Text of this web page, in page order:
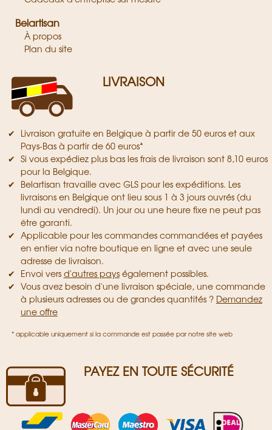
Belartisan
À propos
Plan du site
LIVRAISON
Livraison gratuite en Belgique à partir de 50 euros et aux
Pays-Bas à partir de 60 euros*
Si vous expédiez plus bas les frais de livraison sont 8,10 euros
pour la Belgique.
Belartisan travaille avec GLS pour les expéditions. Les
livraisons en Belgique ont lieu sous 1 à 3 jours ouvrés (du
lundi au vendredi). Un jour ou une heure fixe ne peut pas
être garanti.
Applicable pour les commandes commandées et payées
en entier via notre boutique en ligne et avec une seule
adresse de livraison.
Envoi vers d'autres paységalement possibles.
Vous avez besoin d'une livraison spéciale, une commande
à plusieurs adresses ou de grandes quantités ? Demandez
une offre
* applicable uniquement si la commande est passée par notre site web
PAYEZ EN TOUTE SÉCURITÉ